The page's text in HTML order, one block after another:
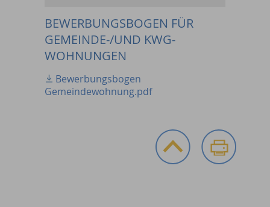
BEWERBUNGSBOGEN FÜR
GEMEINDE-/UND KWG-
WOHNUNGEN
Bewerbungsbogen
Gemeindewohnung.pdf